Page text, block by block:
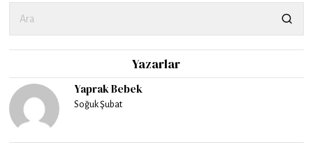
Yazarlar
Yaprak Bebek
Soğuk Şubat